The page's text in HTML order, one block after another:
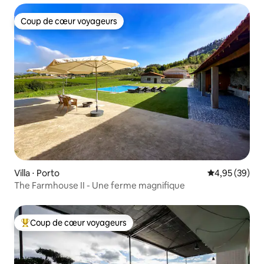
Coup de cœur voyageurs
Coup de cœur voyageurs
Villa ⋅ Porto Évaluation
4,95 (39)
The Farmhouse II - Une ferme magnifique
Coups de cœur voyageurs les plus appréciés
Coup de cœur voyageurs